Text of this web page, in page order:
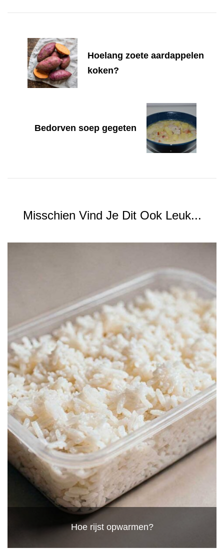
Navigation
Hoelang zoete aardappelen
koken?
Bedorven soep gegeten
Misschien Vind Je Dit Ook Leuk...
Hoe rijst opwarmen?